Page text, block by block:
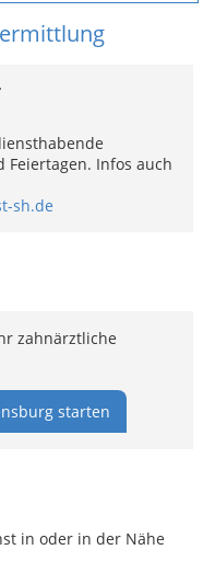
Feiertagen. Infos auch
sh.de
zahnärztliche
starten
in oder in der Nähe